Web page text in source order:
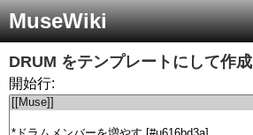
MuseWiki
DRUM をテンプレートにして作成
開始行: